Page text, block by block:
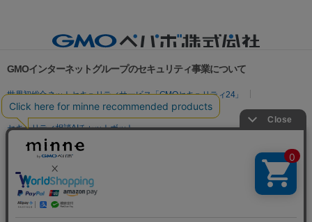
GMOインターネットグループのセキュリティ事業について
世界初総合ネットセキュリティサービス「GMOセキュリティ24」
パスワード漏洩診断
Webサイトリスク診断
セキュリティ相談AIチャットボット
実在証明・盗聴対策
サイバー攻撃対策（GMO Flatt Security）
セキュリティ事業の軌跡